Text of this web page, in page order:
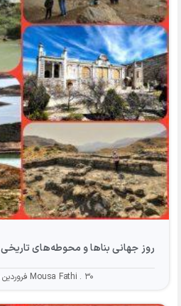
روز جهانی بناها و محوطه‌های تاریخی
Mousa Fathi ۳۰ فروردین ۱۴۰۵ یکشنبه